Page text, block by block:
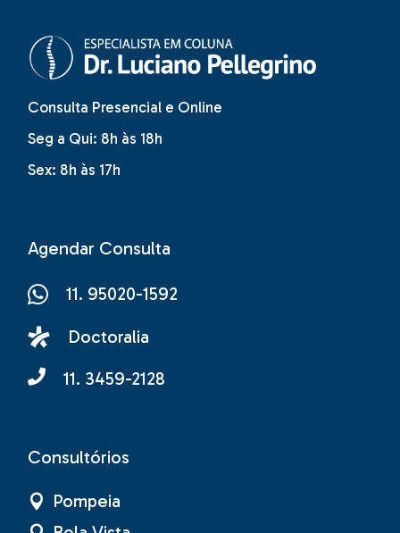
Consulta Presencial e Online
Seg a Qui: 8h às 18h
Sex: 8h às 17h
Agendar Consulta
11. 95020-1592
Doctoralia
11. 3459-2128
Consultórios
Pompeia